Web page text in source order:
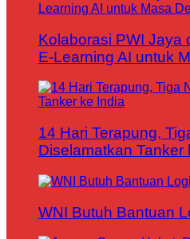
Kolaborasi PWI Jaya
E-Learning AI untuk
14 Hari Terapung,
Diselamatkan Tanker
WNI Butuh Bantuan